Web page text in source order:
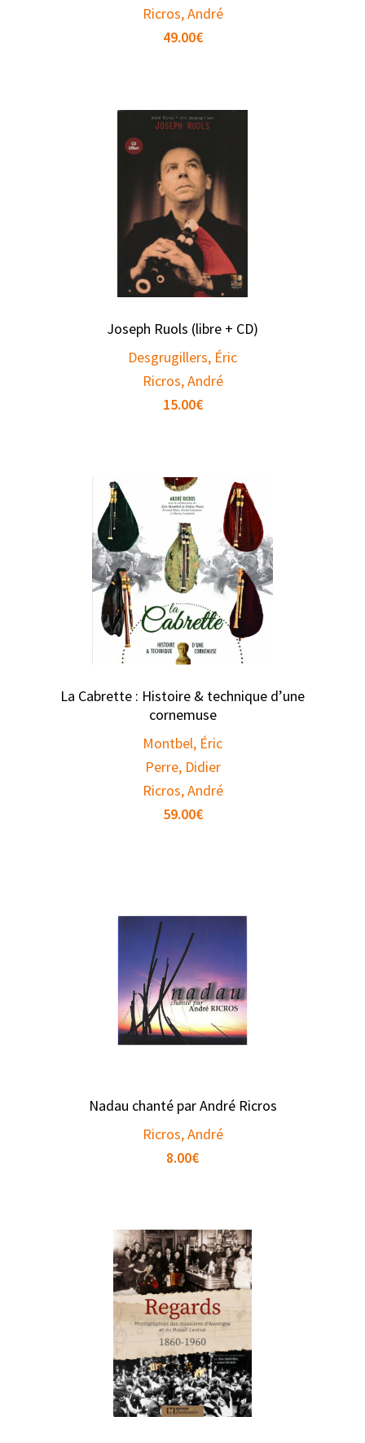
Ricros, André
49.00€
Joseph Ruols (libre + CD)
Desgrugillers, Éric
Ricros, André
15.00€
La Cabrette : Histoire & technique d’une
cornemuse
Montbel, Éric
Perre, Didier
Ricros, André
59.00€
Nadau chanté par André Ricros
Ricros, André
8.00€